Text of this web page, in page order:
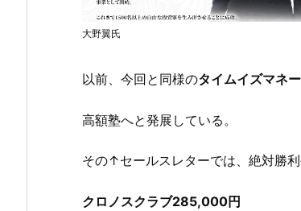
大野翼氏
以前、今回と同様のタイムイズマネ
高額塾へと発展している。
その↑セールスレターでは、絶対勝
クロノスクラブ285,000円